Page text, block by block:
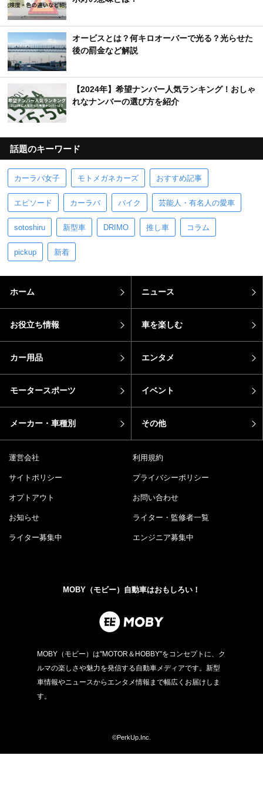
オービスとは？何キロオーバーで光る？光らせた
後の罰金など解説
【2024年】希望ナンバー人気ランキング！おしゃ
れなナンバーの選び方を紹介
話題のキーワード
カーラバ女子 モトメガネカーズ おすすめ記事
エピソード カーラバ バイク 芸能人・有名人の愛車
sotoshiru 新型車 DRIMO 推し車 コラム
pickup 新着
ホーム ニュース
お役立ち情報 車を楽しむ
カー用品 エンタメ
モータースポーツ イベント
メーカー・車種別 その他
運営会社 利用規約
サイトポリシー プライバシーポリシー
オプトアウト お問い合わせ
お知らせ ライター・監修者一覧
ライター募集中 エンジニア募集中
MOBY（モビー）自動車はおもしろい！
MOBY（モビー）は"MOTOR＆HOBBY"をコンセプトに、ク
ルマの楽しさや魅力を発信する自動車メディアです。新型
車情報やニュースからエンタメ情報まで幅広くお届けしま
す。
©PerkUp.Inc.